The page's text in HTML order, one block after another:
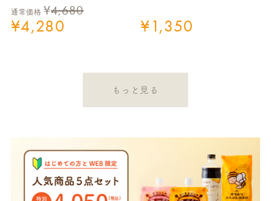
通常価格 ¥4,680
¥4,280 ¥1,350
もっと見る